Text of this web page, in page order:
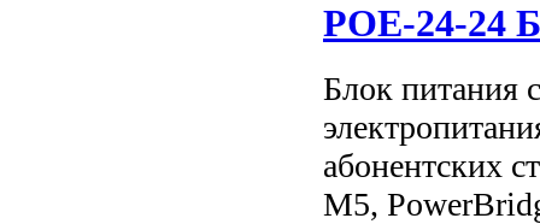
POE-24-24
Блок питания
абонентских
M5,